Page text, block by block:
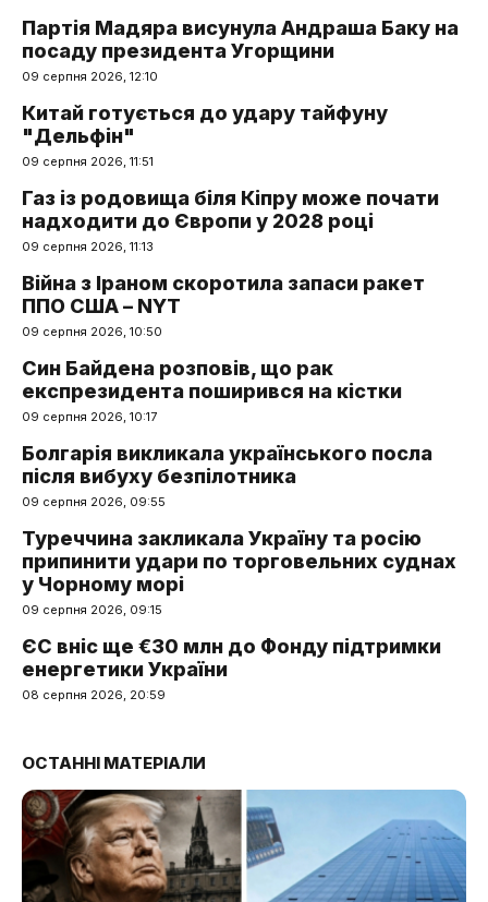
Партія Мадяра висунула Андраша Баку на
посаду президента Угорщини
09 серпня 2026, 12:10
Китай готується до удару тайфуну
"Дельфін"
09 серпня 2026, 11:51
Газ із родовища біля Кіпру може почати
надходити до Європи у 2028 році
09 серпня 2026, 11:13
Війна з Іраном скоротила запаси ракет
ППО США – NYT
09 серпня 2026, 10:50
Син Байдена розповів, що рак
експрезидента поширився на кістки
09 серпня 2026, 10:17
Болгарія викликала українського посла
після вибуху безпілотника
09 серпня 2026, 09:55
Туреччина закликала Україну та росію
припинити удари по торговельних суднах
у Чорному морі
09 серпня 2026, 09:15
ЄС вніс ще €30 млн до Фонду підтримки
енергетики України
08 серпня 2026, 20:59
ОСТАННІ МАТЕРІАЛИ